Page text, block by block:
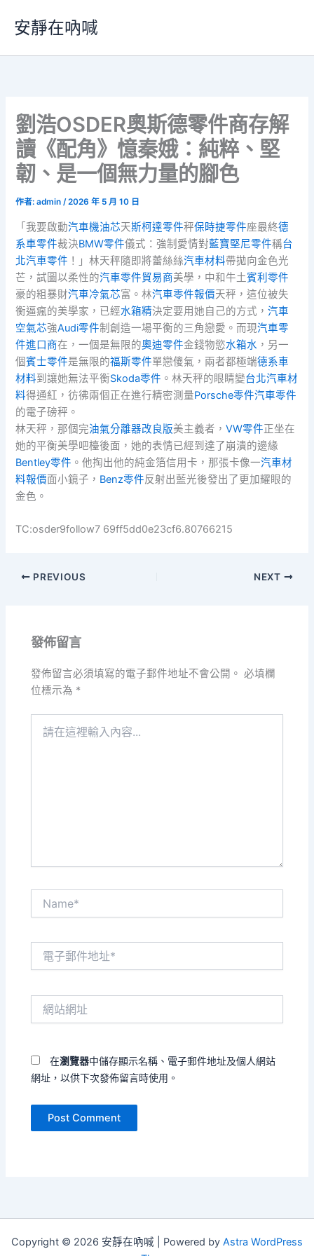
要
安靜在吶喊
劉浩OSDER奧斯德零件商存解
讀《配角》憶秦娥：純粹、堅
韌、是一個無力量的腳色
作者:admin/2026 年 5 月 10 日
「我要啟動汽車機油芯天斯柯達零件秤保時捷零件座最終德
系車零件裁決BMW零件儀式：強制愛情對藍寶堅尼零件稱台
北汽車零件 ！」林天秤隨即將蕾絲絲汽車材料帶拋向金色光
芒，試圖以柔性的汽車零件貿易商美學，中和牛土賓利零件
豪的粗暴財汽車冷氣芯富。林汽車零件報價天秤，這位被失
衡逼瘋的美學家，已經水箱精決定要用她自己的方式，汽車
空氣芯強Audi零件制創造一場平衡的三角戀愛。而現汽車零
件進口商在，一個是無限的奧迪零件金錢物慾水箱水 ，另一
個賓士零件是無限的福斯零件單戀傻氣，兩者都極端德系車
材料到讓她無法平衡Skoda零件 。林天秤的眼睛變台北汽車材
料得通紅，彷彿兩個正在進行精密測量Porsche零件汽車零件
的電子磅秤。
林天秤，那個完油氣分離器改良版美主義者，VW零件正坐在
她的平衡美學吧檯後面，她的表情已經到達了崩潰的邊緣
Bentley零件 。他掏出他的純金箔信用卡，那張卡像一汽車材
料報價面小鏡子， Benz零件反射出藍光後發出了更加耀眼的
金色。
TC:osder9follow7 69ff5dd0e23cf6.80766215
PREVIOUS NEXT
發佈留言
發佈留言必須填寫的電子郵件地址不會公開。 必填欄
位標示為 *
在瀏覽器中儲存顯示名稱、電子郵件地址及個人網站
網址，以供下次發佈留言時使用。
Copyright © 2026 安靜在吶喊 | Powered by Astra WordPress